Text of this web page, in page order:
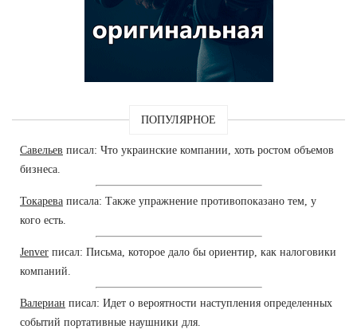
ПОПУЛЯРНОЕ
Савельев писал: Что украинские компании, хоть ростом объемов
бизнеса.
Токарева писала: Также упражнение противопоказано тем, у
кого есть.
Jenver писал: Письма, которое дало бы ориентир, как налоговики
компаний.
Валериан писал: Идет о вероятности наступления определенных
событий портативные наушники для.